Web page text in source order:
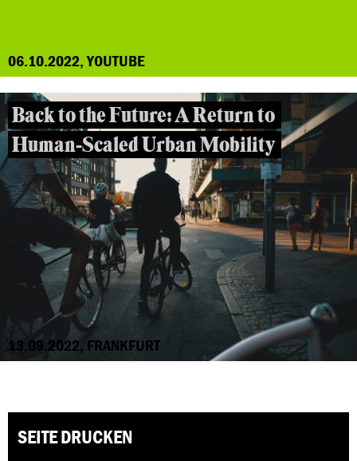
06.10.2022, YOUTUBE
Back to the Future: A Return to
Human-Scaled Urban Mobility
13.09.2022, FRANKFURT
SEITE DRUCKEN